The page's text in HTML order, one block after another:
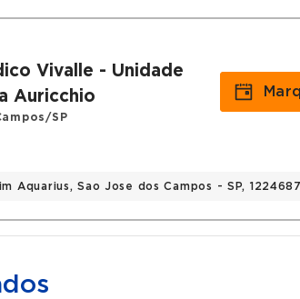
Vivalle - Unidade
Auricchio
SP
Aquarius, Sao Jose dos Campos - SP,